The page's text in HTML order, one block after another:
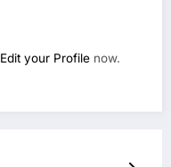
Edit your Profile now.